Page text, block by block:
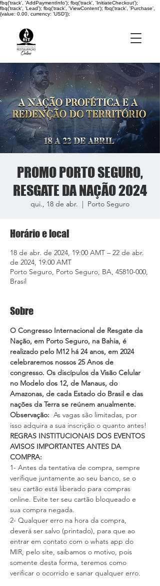
fbq('track', 'AddPaymentInfo'); fbq('track', 'InitiateCheckout');
fbq('track', 'Lead'); fbq('track', 'ViewContent'); fbq('track', 'Purchase',
{value: 0.00, currency: 'USD'});
PROMO PORTO SEGURO,
RESGATE DA NAÇÃO 2024
qui., 18 de abr.
  |
Porto Seguro
Horário e local
18 de abr. de 2024, 19:00 AMT – 22 de abr.
de 2024, 19:00 AMT
Porto Seguro, Porto Seguro, BA, 45810-000,
Brasil
Sobre
O Congresso Internacional de Resgate da
Nação, em Porto Seguro, na Bahia, é
realizado pelo M12 há 24 anos, em 2024
celebraremos nossos 25 Anos de
congresso. Os discípulos da Visão Celular
no Modelo dos 12, de Manaus, do
Amazonas, de cada Estado do Brasil e das
nações da Terra se reúnem anualmente.
Observação: As vagas são limitadas, por
isso adquira a sua inscrição o quanto antes!
REGRAS INSTITUCIONAIS DOS EVENTOS
AVISOS IMPORTANTES ANTES DA
COMPRA:
1- Antes da tentativa de compra, sempre
verifique juntamente ao seu banco, se o
seu cartão está liberado para compras
online. Evite ter seu cartão bloqueado e
sua compra negada.
2- Qualquer erro na hora da compra,
deverá ser salvo (printado), para que ao
entrar em contato com o whats app do
MIR, pelo site, saibamos o motivo, pois
somente desta forma, teremos como
verificar o ocorrido e sanar qualquer erro.